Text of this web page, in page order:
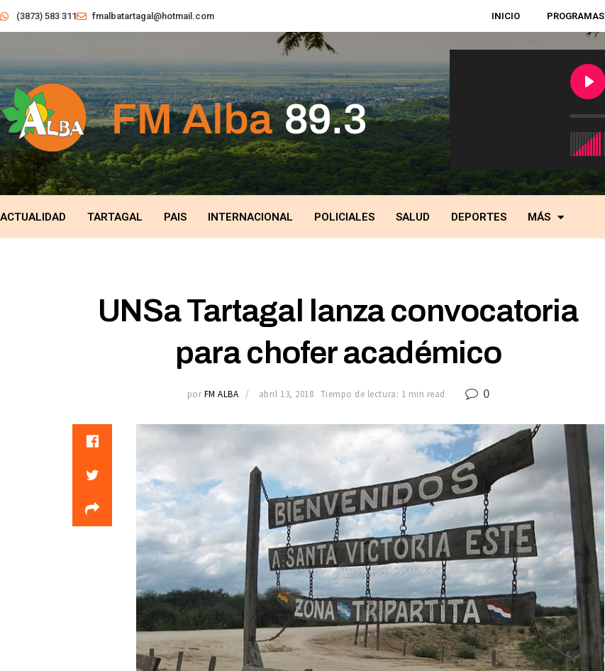
(3873) 583 311 fmalbatartagal@hotmail.com INICIO PROGRAMAS
ACTUALIDAD TARTAGAL PAIS INTERNACIONAL POLICIALES SALUD DEPORTES MÁS
UNSa Tartagal lanza convocatoria
para chofer académico
por FM ALBA abril 13, 2018 Tiempo de lectura: 1 min read 0